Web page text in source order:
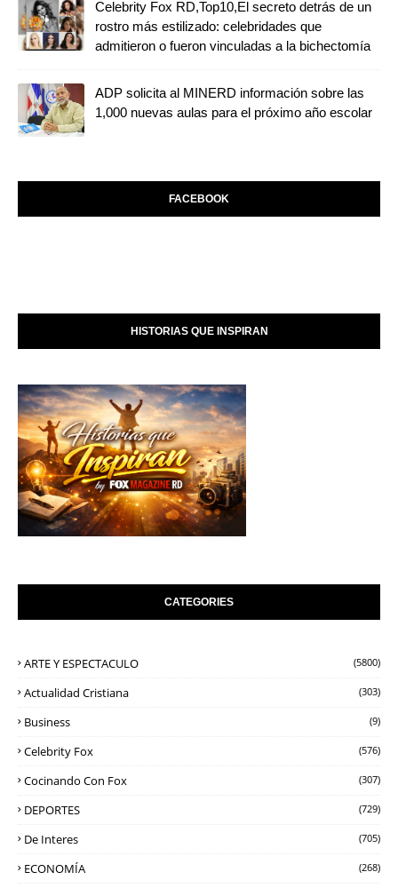
Celebrity Fox RD,Top10,El secreto detrás de un
rostro más estilizado: celebridades que
admitieron o fueron vinculadas a la bichectomía
ADP solicita al MINERD información sobre las
1,000 nuevas aulas para el próximo año escolar
FACEBOOK
HISTORIAS QUE INSPIRAN
CATEGORIES
ARTE Y ESPECTACULO (5800)
Actualidad Cristiana (303)
Business (9)
Celebrity Fox (576)
Cocinando Con Fox (307)
DEPORTES (729)
De Interes (705)
ECONOMÍA (268)